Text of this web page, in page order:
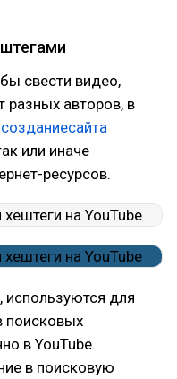
свести видео,
разных авторов, в
или иначе
ресурсов.
для
поисковых
в YouTube.
в поисковую